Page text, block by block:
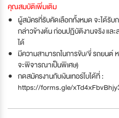
คุณสมบัติเพิ่มเติม
ผู้สมัครที่รับคัดเลือกทั้งหมด จะได้รั
กล่าวข้างต้น ก่อนปฏิบัติงานจริง แล
ได้
มีความสามารถในการขับ/ขี่ รถยนต์
จะพิจารณาเป็นพิเศษ)
กดสมัครงานกับเงินเทอร์โบได้ที่ :
https://forms.gle/